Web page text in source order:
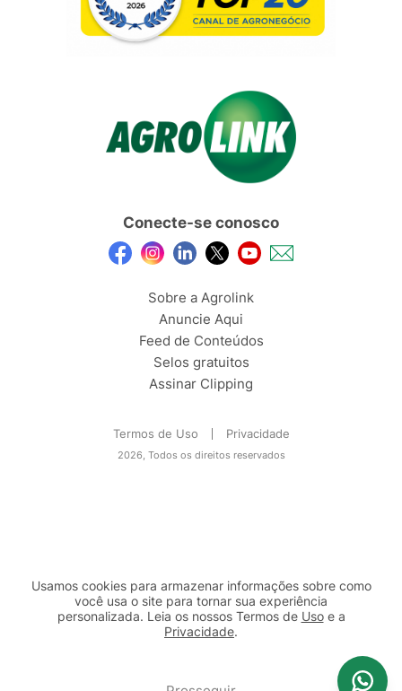
Conecte-se conosco
Sobre a Agrolink
Anuncie Aqui
Feed de Conteúdos
Selos gratuitos
Assinar Clipping
Termos de Uso Privacidade
2026, Todos os direitos reservados
Usamos cookies para armazenar informações sobre como
você usa o site para tornar sua experiência
personalizada. Leia os nossos Termos de Usoe a
Privacidade.